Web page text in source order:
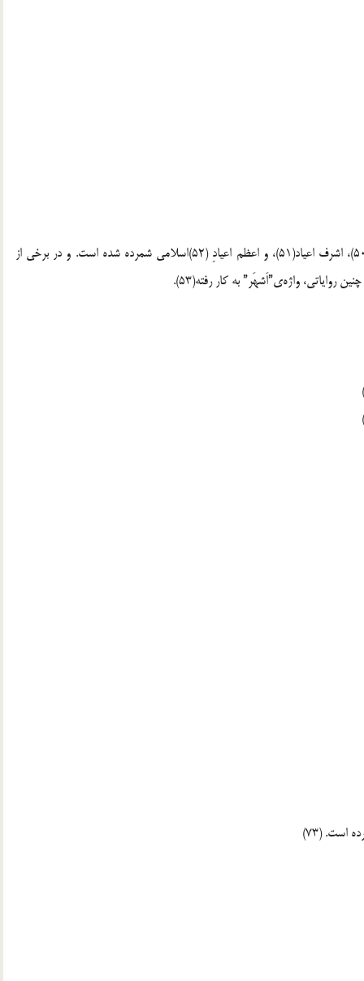
گفتنی است که در روایات، عید غدیر، اکبر اعیاد، افضل اعیاد(50)، اشرف اعیاد(51)، و اعظم اعیادِ (52)اسلامی شمرده شده است. و در برخی از
روایاتی، واژه‌ی”اَشهَر” به کار رفته(53).